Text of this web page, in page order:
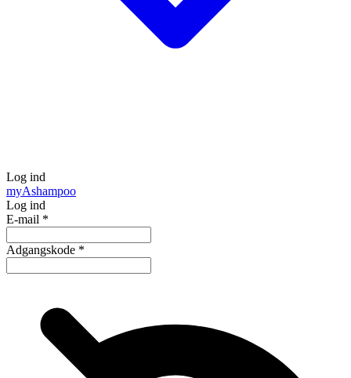
Log ind
myAshampoo
Log ind
E-mail *
Adgangskode *